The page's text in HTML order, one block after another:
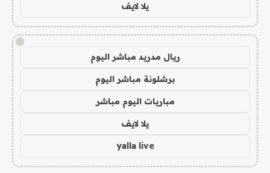
يلا لايف
!
ريال مدريد مباشر اليوم
برشلونة مباشر اليوم
مباريات اليوم مباشر
يلا لايف
yalla live